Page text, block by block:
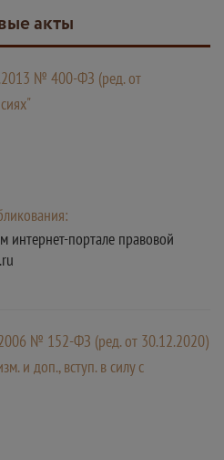
акты
№ 400-ФЗ (ред. от
портале правовой
№ 152-ФЗ (ред. от 30.12.2020)
и доп., вступ. в силу с